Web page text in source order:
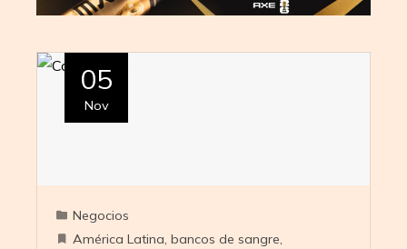
05
Nov
Negocios
América Latina, bancos de sangre,